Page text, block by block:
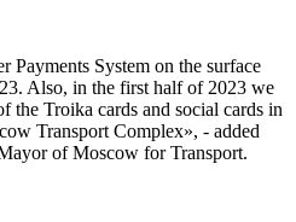
Payments System on the surface
Also, in the first half of 2023 we
the Troika cards and social cards in
Transport Complex», - added
of Moscow for Transport.